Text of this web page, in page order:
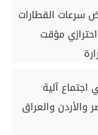
القطارات
مؤقت
اجتماع آلية
والأردن والعراق